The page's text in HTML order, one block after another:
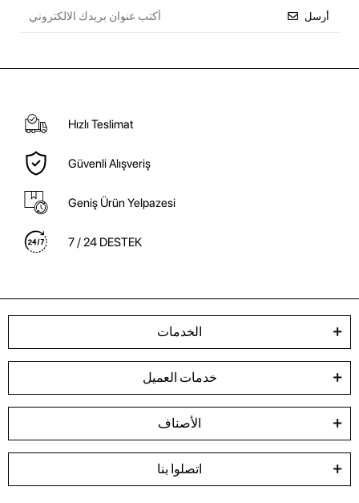
أرسل
Hızlı Teslimat
Güvenli Alışveriş
Geniş Ürün Yelpazesi
7 / 24 DESTEK
الخدمات
خدمات العميل
الأصناف
اتصلوا بنا